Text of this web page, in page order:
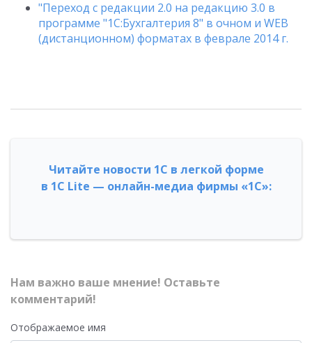
"Переход с редакции 2.0 на редакцию 3.0 в
программе "1С:Бухгалтерия 8" в очном и WEB
(дистанционном) форматах в феврале 2014 г.
Читайте новости 1С в легкой форме
в 1С Lite — онлайн-медиа фирмы «1С»:
Нам важно ваше мнение! Оставьте
комментарий!
Отображаемое имя